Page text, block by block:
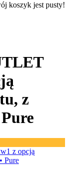
koszyk jest pusty!
z
Pure